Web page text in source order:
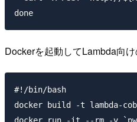
Dockerを起動してLambda向
#!/bin/bash
docker build -t lambda-